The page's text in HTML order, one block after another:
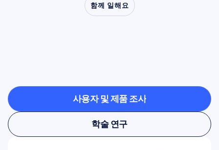
함께 일해요
가능한지확인해보세요
사용자 및 제품 조사
사용자 및 제품 조사
학술 연구
학술 연구